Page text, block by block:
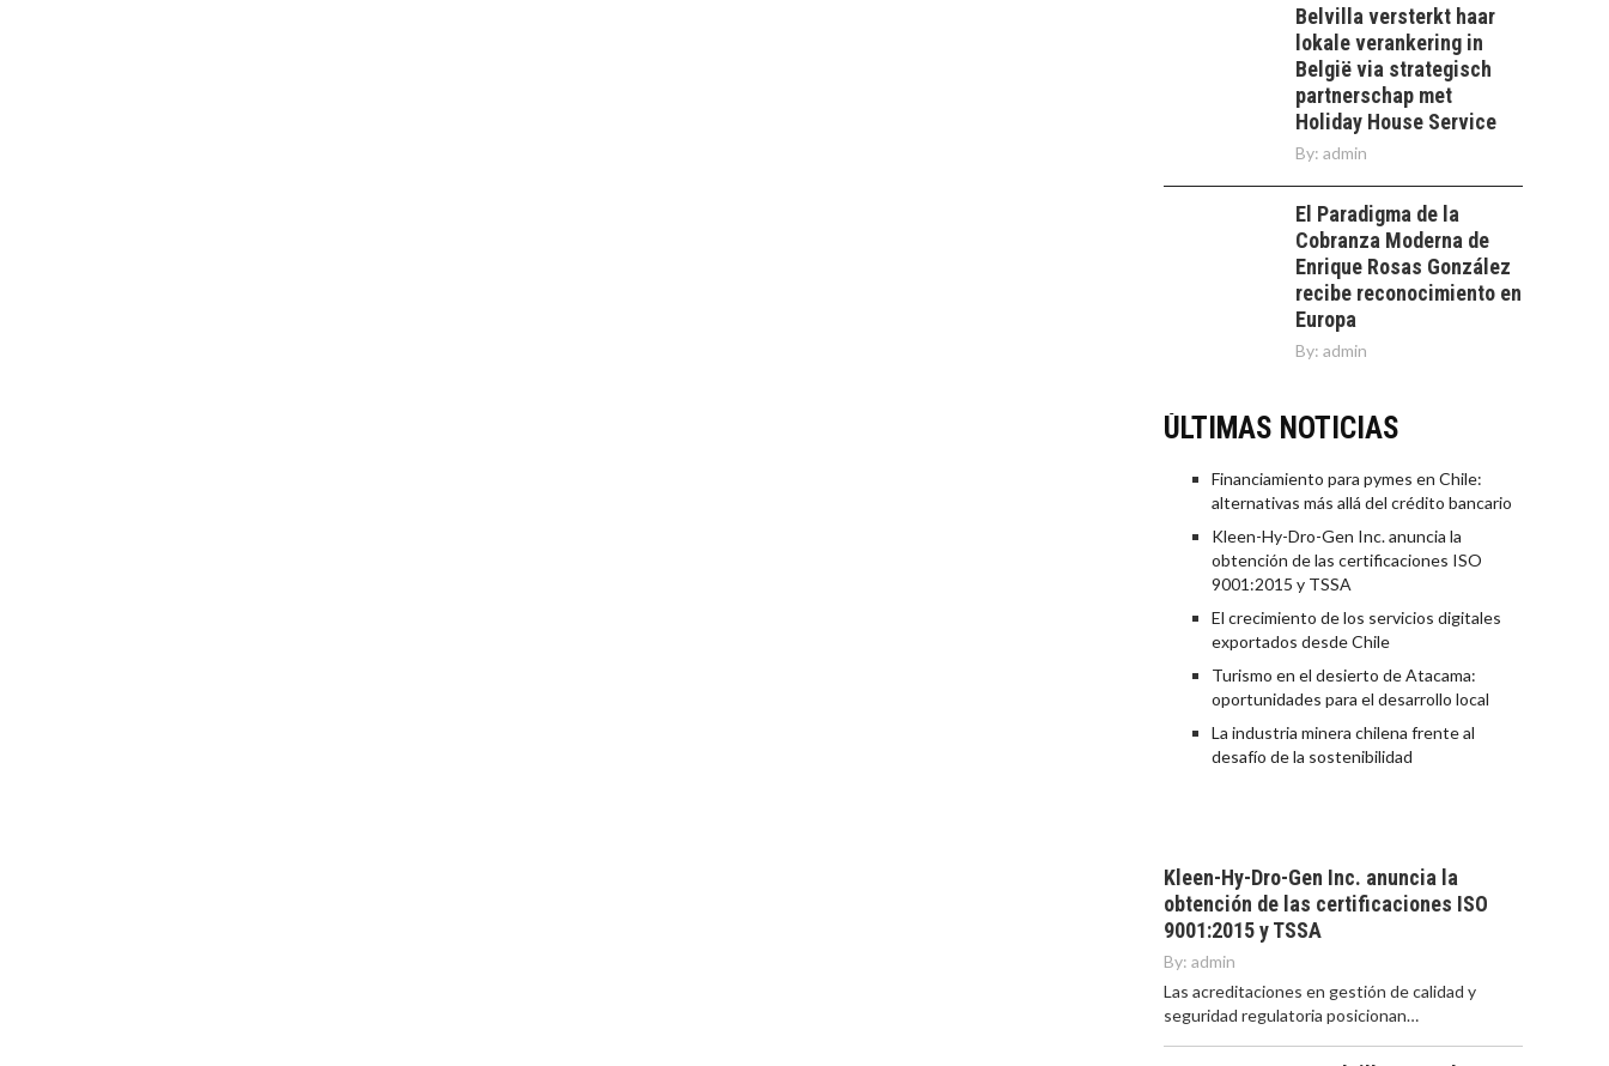
Belvilla versterkt haar
lokale verankering in
België via strategisch
partnerschap met
Holiday House Service
By: admin
El Paradigma de la
Cobranza Moderna de
Enrique Rosas González
recibe reconocimiento en
Europa
By: admin
ÚLTIMAS NOTICIAS
Financiamiento para pymes en Chile:
alternativas más allá del crédito bancario
Kleen-Hy-Dro-Gen Inc. anuncia la
obtención de las certificaciones ISO
9001:2015 y TSSA
El crecimiento de los servicios digitales
exportados desde Chile
Turismo en el desierto de Atacama:
oportunidades para el desarrollo local
La industria minera chilena frente al
desafío de la sostenibilidad
Kleen-Hy-Dro-Gen Inc. anuncia la
obtención de las certificaciones ISO
9001:2015 y TSSA
By: admin
Las acreditaciones en gestión de calidad y
seguridad regulatoria posicionan…